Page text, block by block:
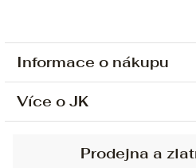
Informace o nákupu
Ochrana osobních údajů
Sjednání osobní
Více o JK
Prodejna a